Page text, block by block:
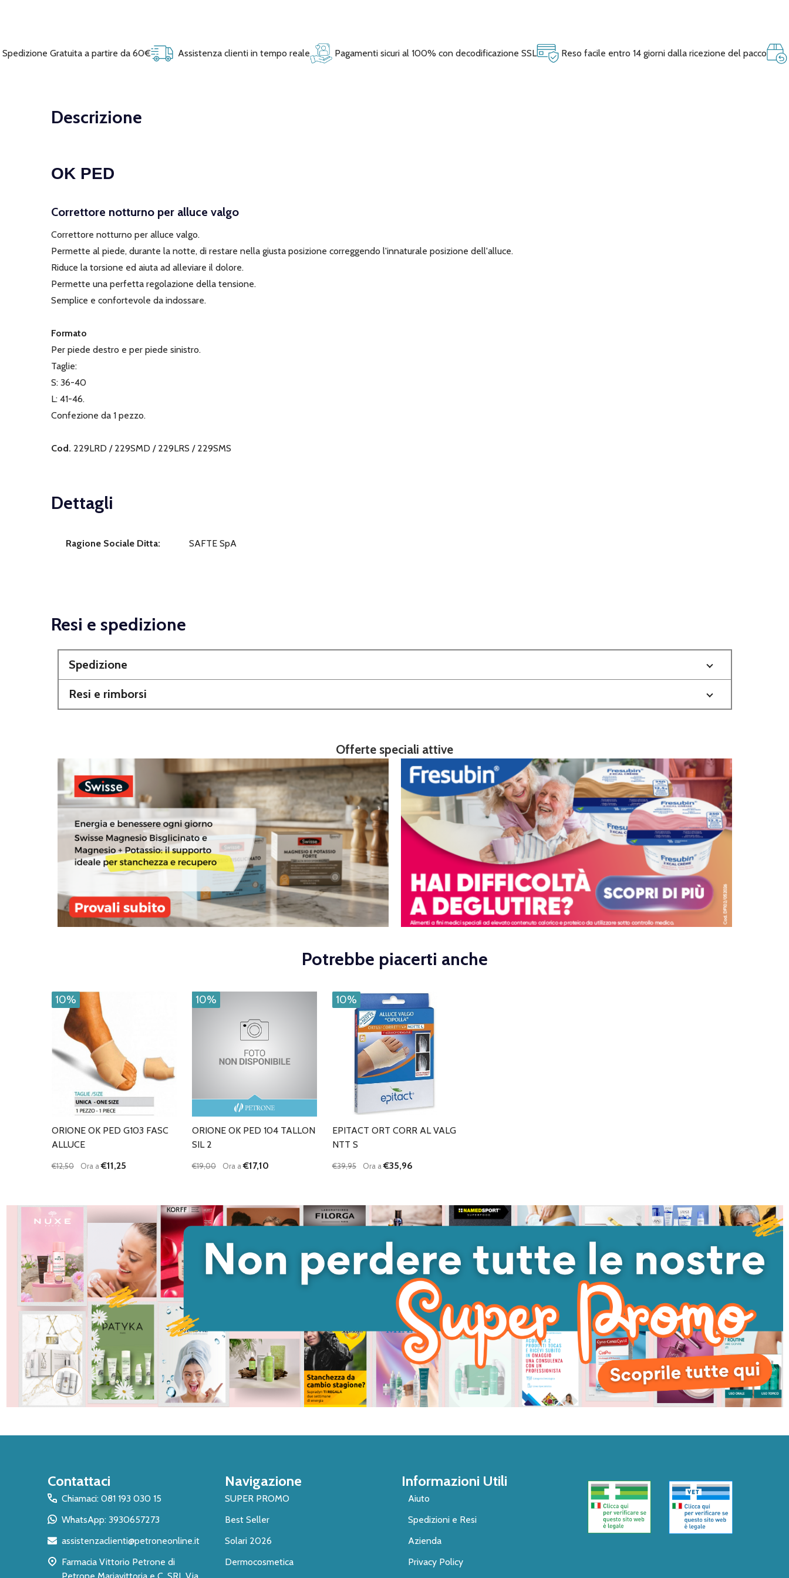
Spedizione Gratuita a partire da 60€ Assistenza clienti in tempo reale Pagamenti sicuri al 100% con decodificazione SSL Reso facile entro 14 giorni dalla ricezione del pacco
Descrizione
OK PED
Correttore notturno per alluce valgo
Correttore notturno per alluce valgo.
Permette al piede, durante la notte, di restare nella giusta posizione correggendo l'innaturale posizione dell'alluce.
Riduce la torsione ed aiuta ad alleviare il dolore.
Permette una perfetta regolazione della tensione.
Semplice e confortevole da indossare.
Formato
Per piede destro e per piede sinistro.
Taglie:
S: 36-40
L: 41-46.
Confezione da 1 pezzo.
Cod. 229LRD / 229SMD / 229LRS / 229SMS
Dettagli
Ragione Sociale Ditta: SAFTE SpA
Resi e spedizione
Spedizione
Resi e rimborsi
Offerte speciali attive
Potrebbe piacerti anche
10%
ORIONE OK PED G103 FASC
ALLUCE
€12,50 Ora a€11,25
10%
ORIONE OK PED 104 TALLON
SIL 2
€19,00 Ora a€17,10
10%
EPITACT ORT CORR AL VALG
NTT S
€39,95 Ora a€35,96
Contattaci
Chiamaci: 081 193 030 15
WhatsApp: 3930657273
assistenzaclienti@petroneonline.it
Farmacia Vittorio Petrone di
Navigazione
SUPER PROMO
Best Seller
Solari 2026
Dermocosmetica
Informazioni Utili
Aiuto
Spedizioni e Resi
Azienda
Privacy Policy